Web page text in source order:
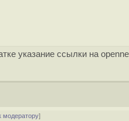
указание ссылки на
модератору]